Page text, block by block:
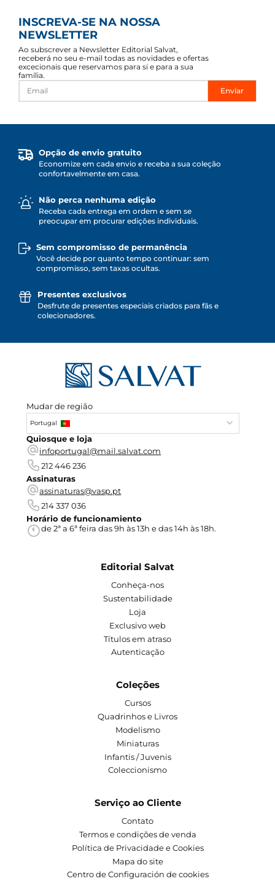
INSCREVA-SE NA NOSSA
NEWSLETTER
Ao subscrever a Newsletter Editorial Salvat,
receberá no seu e-mail todas as novidades e ofertas
excecionais que reservamos para si e para a sua
família.
Enviar
Opção de envio gratuito
Economize em cada envio e receba a sua coleção
confortavelmente em casa.
Não perca nenhuma edição
Receba cada entrega em ordem e sem se
preocupar em procurar edições individuais.
Sem compromisso de permanência
Você decide por quanto tempo continuar: sem
compromisso, sem taxas ocultas.
Presentes exclusivos
Desfrute de presentes especiais criados para fãs e
colecionadores.
Mudar de região
Portugal
Quiosque e loja
infoportugal@mail.salvat.com
212 446 236
Assinaturas
assinaturas@vasp.pt
214 337 036
Horário de funcionamiento
de 2ª a 6ª feira das 9h às 13h e das 14h às 18h.
Editorial Salvat
Conheça-nos
Sustentabilidade
Loja
Exclusivo web
Títulos em atraso
Autenticação
Coleções
Cursos
Quadrinhos e Livros
Modelismo
Miniaturas
Infantis / Juvenis
Coleccionismo
Serviço ao Cliente
Contato
Termos e condições de venda
Política de Privacidade e Cookies
Mapa do site
Centro de Configuración de cookies